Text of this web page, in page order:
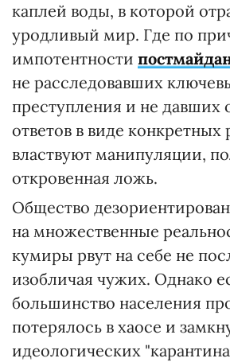
каплей воды, в которой
уродливый мир. Где по
импотентности
не расследовавших
преступления и не давших
ответов в виде
властвуют манипуляции,
откровенная ложь.
Общество
на множественные
кумиры рвут на себе не
изобличая чужих. Однако
большинство населения
потерялось в хаосе и
идеологических